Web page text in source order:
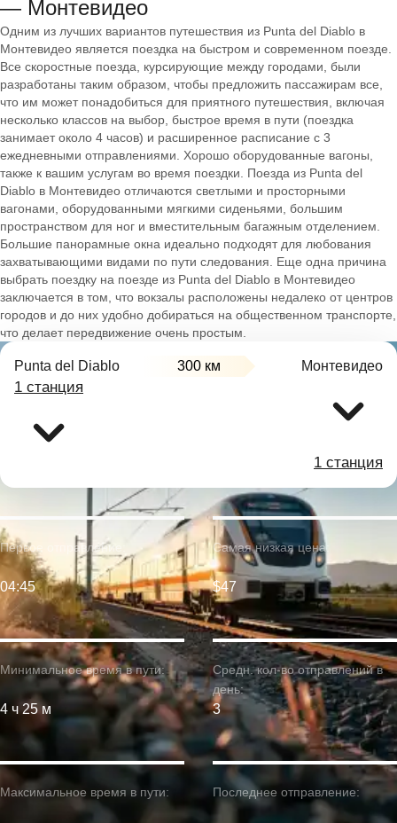
— Монтевидео
Одним из лучших вариантов путешествия из Punta del Diablo в
Монтевидео является поездка на быстром и современном поезде.
Все скоростные поезда, курсирующие между городами, были
разработаны таким образом, чтобы предложить пассажирам все,
что им может понадобиться для приятного путешествия, включая
несколько классов на выбор, быстрое время в пути (поездка
занимает около 4 часов) и расширенное расписание с 3
ежедневными отправлениями. Хорошо оборудованные вагоны,
также к вашим услугам во время поездки. Поезда из Punta del
Diablo в Монтевидео отличаются светлыми и просторными
вагонами, оборудованными мягкими сиденьями, большим
пространством для ног и вместительным багажным отделением.
Большие панорамные окна идеально подходят для любования
захватывающими видами по пути следования. Еще одна причина
выбрать поездку на поезде из Punta del Diablo в Монтевидео
заключается в том, что вокзалы расположены недалеко от центров
городов и до них удобно добираться на общественном транспорте,
что делает передвижение очень простым.
Punta del Diablo 300 км Монтевидео
1 станция
1 станция
Минимальное время в пути:
4 ч 25 м
Первое отправление:
04:45
Максимальное время в пути:
Самая низкая цена:
$47
Средн. кол-во отправлений в
день:
3
Последнее отправление: